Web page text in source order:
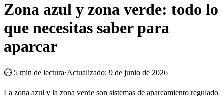
Zona azul y zona verde: todo lo
que necesitas saber para
aparcar
⏱ 5 min de lectura·Actualizado: 9 de junio de 2026
La zona azul y la zona verde son sistemas de aparcamiento regulado